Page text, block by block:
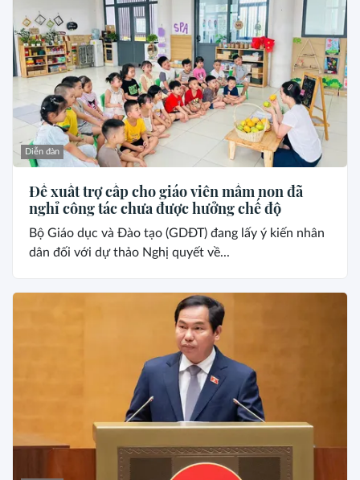
Diễn đàn
Đề xuất trợ cấp cho giáo viên mầm non đã
nghỉ công tác chưa được hưởng chế độ
Bộ Giáo dục và Đào tạo (GDĐT) đang lấy ý kiến nhân
dân đối với dự thảo Nghị quyết về...